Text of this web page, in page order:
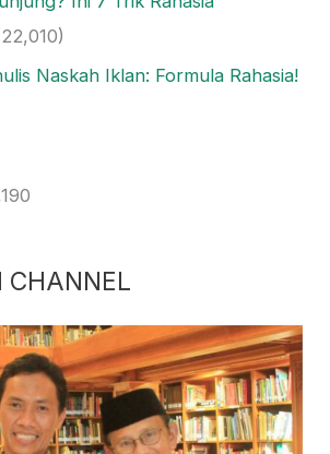
Naskah Iklan: Formula Rahasia!
CHANNEL